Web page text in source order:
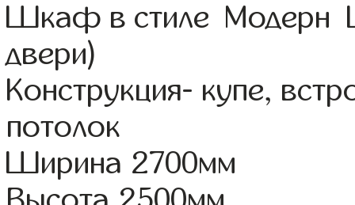
Шкаф в стиле Модерн
двери)
Конструкция- купе,
потолок
Ширина 2700мм